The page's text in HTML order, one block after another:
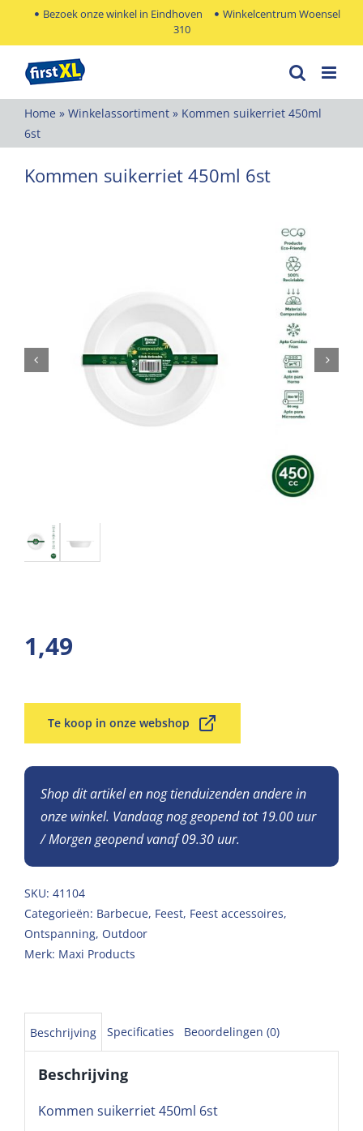
Bezoek onze winkel in Eindhoven
Winkelcentrum Woensel
310
Home » Winkelassortiment » Kommen suikerriet 450ml
6st
Kommen suikerriet 450ml 6st
1,49
Te koop in onze webshop
Shop dit artikel en nog tienduizenden andere in
onze winkel. Vandaag nog geopend tot 19.00 uur
/ Morgen geopend vanaf 09.30 uur.
SKU: 41104
Categorieën: Barbecue, Feest, Feest accessoires,
Ontspanning, Outdoor
Merk: Maxi Products
Beschrijving Specificaties Beoordelingen (0)
Beschrijving
Kommen suikerriet 450ml 6st